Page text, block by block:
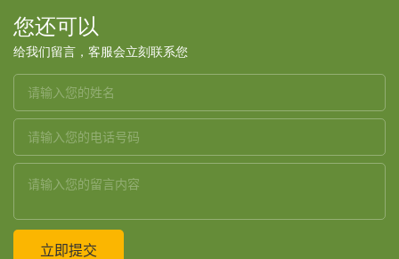
您还可以
给我们留言，客服会立刻联系您